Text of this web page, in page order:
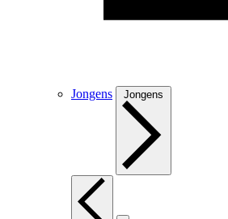
Jongens Jongens